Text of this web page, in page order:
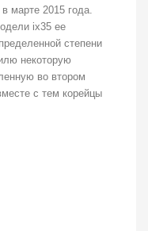
марте 2015 года.
ix35 ее
степени
некоторую
во втором
с тем корейцы